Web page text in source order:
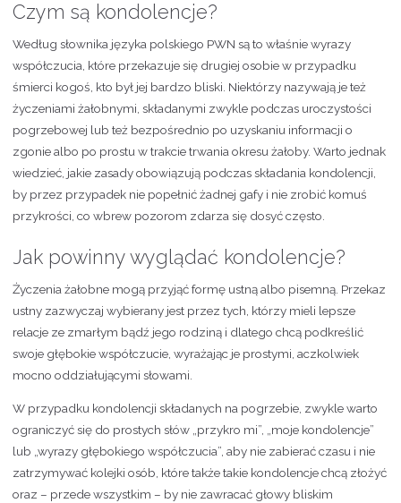
Czym są kondolencje?
Według słownika języka polskiego PWN są to właśnie wyrazy
współczucia, które przekazuje się drugiej osobie w przypadku
śmierci kogoś, kto był jej bardzo bliski. Niektórzy nazywają je też
życzeniami żałobnymi, składanymi zwykle podczas uroczystości
pogrzebowej lub też bezpośrednio po uzyskaniu informacji o
zgonie albo po prostu w trakcie trwania okresu żałoby. Warto jednak
wiedzieć, jakie zasady obowiązują podczas składania kondolencji,
by przez przypadek nie popełnić żadnej gafy i nie zrobić komuś
przykrości, co wbrew pozorom zdarza się dosyć często.
Jak powinny wyglądać kondolencje?
Życzenia żałobne mogą przyjąć formę ustną albo pisemną. Przekaz
ustny zazwyczaj wybierany jest przez tych, którzy mieli lepsze
relacje ze zmarłym bądź jego rodziną i dlatego chcą podkreślić
swoje głębokie współczucie, wyrażając je prostymi, aczkolwiek
mocno oddziałującymi słowami.
W przypadku kondolencji składanych na pogrzebie, zwykle warto
ograniczyć się do prostych słów „przykro mi”, „moje kondolencje”
lub „wyrazy głębokiego współczucia”, aby nie zabierać czasu i nie
zatrzymywać kolejki osób, które także takie kondolencje chcą złożyć
oraz – przede wszystkim – by nie zawracać głowy bliskim